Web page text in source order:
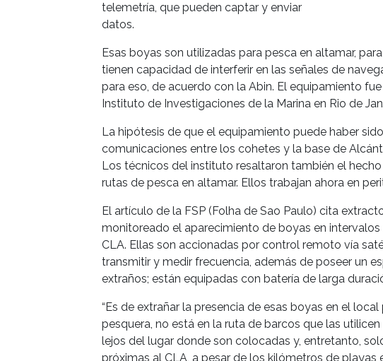
telemetría, que pueden captar y enviar
datos.
Esas boyas son utilizadas para pesca en altamar,
tienen capacidad de interferir en las señales de
para eso, de acuerdo con la Abin. El equipamiento
Instituto de Investigaciones de la Marina en Rio de
La hipótesis de que el equipamiento puede haber
comunicaciones entre los cohetes y la base de
Los técnicos del instituto resaltaron también el
rutas de pesca en altamar. Ellos trabajan ahora en
El artículo de la FSP (Folha de Sao Paulo) cita
monitoreado el aparecimiento de boyas en
CLA. Ellas son accionadas por control remoto vía
transmitir y medir frecuencia, además de poseer un
extraños; están equipadas con batería de larga
“Es de extrañar la presencia de esas boyas en el
pesquera, no está en la ruta de barcos que las
lejos del lugar donde son colocadas y, entretanto,
próximas al CLA, a pesar de los kilómetros de playas